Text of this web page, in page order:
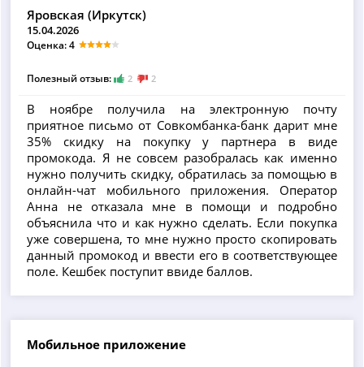
Яровская (Иркутск)
15.04.2026
Оценка: 4
Полезный отзыв: 2 2
В ноябре получила на электронную почту
приятное письмо от Совкомбанка-банк дарит мне
35% скидку на покупку у партнера в виде
промокода. Я не совсем разобралась как именно
нужно получить скидку, обратилась за помощью в
онлайн-чат мобильного приложения. Оператор
Анна не отказала мне в помощи и подробно
объяснила что и как нужно сделать. Если покупка
уже совершена, то мне нужно просто скопировать
данный промокод и ввести его в соответствующее
поле. Кешбек поступит ввиде баллов.
Мобильное приложение